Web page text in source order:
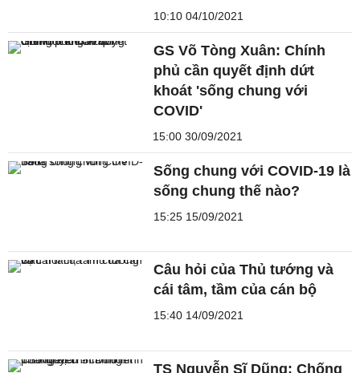
10:10 04/10/2021
GS Võ Tòng Xuân: Chính
phủ cần quyết định dứt
khoát 'sống chung với
COVID'
15:00 30/09/2021
Sống chung với COVID-19 là
sống chung thế nào?
15:25 15/09/2021
Câu hỏi của Thủ tướng và
cái tâm, tầm của cán bộ
15:40 14/09/2021
TS Nguyễn Sĩ Dũng: Chống